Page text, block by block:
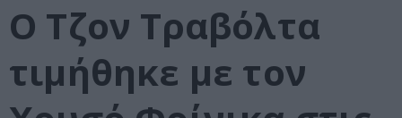
Ο Τζον Τραβόλτα
τιμήθηκε με τον